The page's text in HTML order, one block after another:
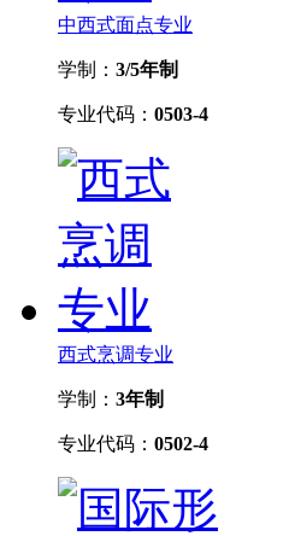
中西式面点专业
学制： 3/5年制
专业代码： 0503-4
西式烹调专业
学制： 3年制
专业代码： 0502-4